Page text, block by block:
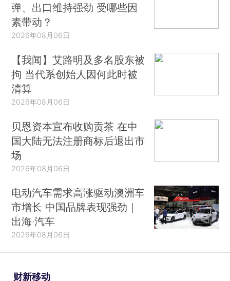
弹、出口维持强劲 受哪些因
素带动？
2026年08月06日
【我闻】艾路明及多名股东被
拘 当代系创始人因何此时被
清算
2026年08月06日
贝恩资本宣布收购贡茶 在中
国大陆无法注册商标后退出市
场
2026年08月06日
电动汽车需求高涨驱动澳洲车
市增长 中国品牌表现强劲｜
出海·汽车
2026年08月06日
财新移动